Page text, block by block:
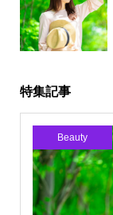
特集記事
Beauty